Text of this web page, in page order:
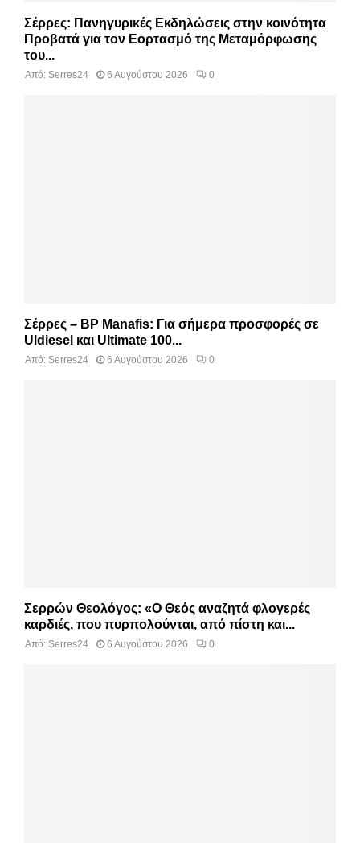
Σέρρες: Πανηγυρικές Εκδηλώσεις στην κοινότητα
Προβατά για τον Εορτασμό της Μεταμόρφωσης
του...
Από: Serres24 6 Αυγούστου 2026 0
Σέρρες – BP Manafis: Για σήμερα προσφορές σε
Uldiesel και Ultimate 100...
Από: Serres24 6 Αυγούστου 2026 0
Σερρών Θεολόγος: «Ο Θεός αναζητά φλογερές
καρδιές, που πυρπολούνται, από πίστη και...
Από: Serres24 6 Αυγούστου 2026 0